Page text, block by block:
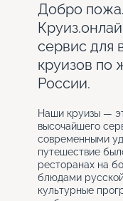
Добро
сервис для
круизов по
России.
Наши круизы —
высочайшего
современными
путешествие
ресторанах на
блюдами
культурные